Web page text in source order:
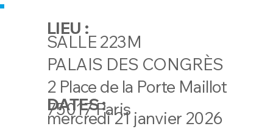
LIEU :
SALLE 223M
PALAIS DES CONGRÈS
2 Place de la Porte Maillot
​75017 Paris
DATES :
mercredi 21 janvier 2026